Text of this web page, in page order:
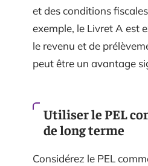
et des conditions
exemple, le Livret A est
le revenu et de
peut être un avantage
Utiliser le PEL
de long terme
Considérez le PEL